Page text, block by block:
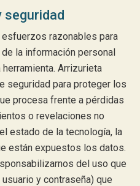
seguridad
razonables para
la información personal
Arrizurieta
seguridad para proteger los
procesa frente a pérdidas
o revelaciones no
estado de la tecnología, la
están expuestos los datos.
del uso que
y contraseña) que